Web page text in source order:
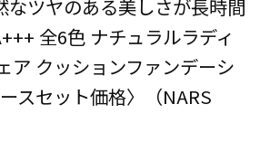
なツヤのある美しさが長時間
全6色 ナチュラルラディ
ア クッションファンデーシ
スセット価格〉（NARS